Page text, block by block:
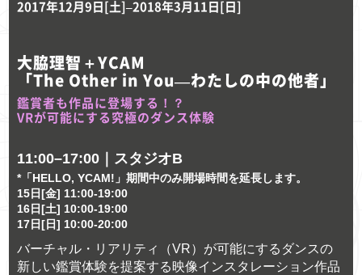
チューセッツ工科大
ズフェローに就任。
西陣織と最先端のテ
クノロジーの融合に
よる革新的なテキス
う。
クノロジー／表現の
展開可能性を開拓す
る。
ジェクトで参加した。
2017年12月9日[土]–2018年3月11日[日]
大脇理智＋YCAM
「The Other in You―わたしの中の他者」
鑑賞者も作品に登場する！？
VRが可能にする究極のダンス体験
11:00–17:00｜スタジオB
*「HELLO, YCAM!」期間中のみ開場時間を延長します。
15日[金] 11:00-19:00
16日[土] 10:00-19:00
17日[日] 10:00-20:00
バーチャル・リアリティ（VR）が可能にするダンスの
新しい鑑賞体験を提案する映像インスタレーション作品